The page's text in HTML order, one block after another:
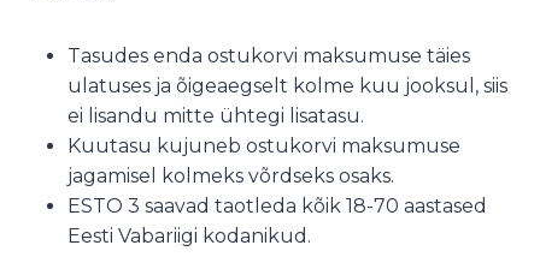
Tasudes enda ostukorvi maksumuse täies
ulatuses ja õigeaegselt kolme kuu jooksul, siis
ei lisandu mitte ühtegi lisatasu.
Kuutasu kujuneb ostukorvi maksumuse
jagamisel kolmeks võrdseks osaks.
ESTO 3 saavad taotleda kõik 18-70 aastased
Eesti Vabariigi kodanikud.